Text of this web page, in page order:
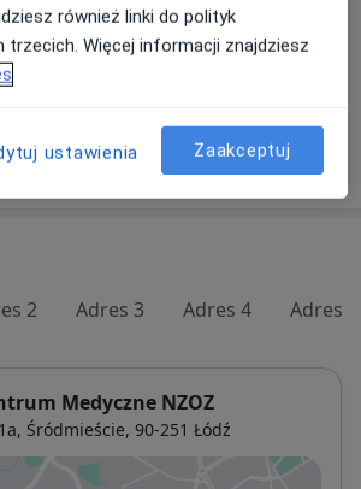
są ceny?
2 Adres 3 Adres 4 Adres 5
Medyczne NZOZ
Śródmieście, 90-251 Łódź
również linki do polityk
Więcej informacji znajdziesz
ustawienia Zaakceptuj